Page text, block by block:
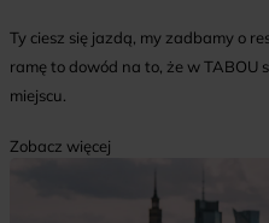
Ty ciesz się jazdą, my zadbamy o
ramę to dowód na to, że w TABOU
miejscu.
Zobacz więcej